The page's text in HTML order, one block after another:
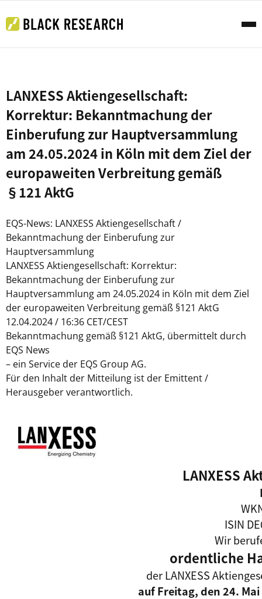
LANXESS Aktiengesellschaft:
Korrektur: Bekanntmachung der
Einberufung zur Hauptversammlung
am 24.05.2024 in Köln mit dem Ziel der
europaweiten Verbreitung gemäß
§121 AktG
EQS-News: LANXESS Aktiengesellschaft /
Bekanntmachung der Einberufung zur
Hauptversammlung
LANXESS Aktiengesellschaft: Korrektur:
Bekanntmachung der Einberufung zur
Hauptversammlung am 24.05.2024 in Köln mit dem Ziel
der europaweiten Verbreitung gemäß §121 AktG
12.04.2024 / 16:36 CET/CEST
Bekanntmachung gemäß §121 AktG, übermittelt durch
EQS News
– ein Service der EQS Group AG.
Für den Inhalt der Mitteilung ist der Emittent /
Herausgeber verantwortlich.
LANXESS
ISIN
Wir
ordentliche
der LANXESS
auf Freitag, den 24.